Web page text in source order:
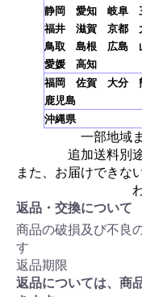
静岡 愛知 岐阜
福井 滋賀 京都
鳥取 島根 広島
愛媛 高知
福岡 佐賀 大分
鹿児島
沖縄県
一部地域
追加送料別
また、お届けできな
返品・交換について
商品の破損及び不良
す
返品期限
返品については、商